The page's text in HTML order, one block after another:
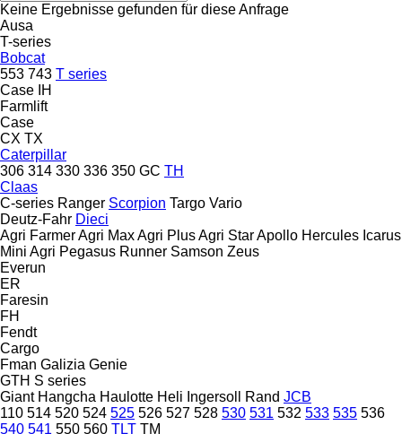
Keine Ergebnisse gefunden für diese Anfrage
Ausa
T-series
Bobcat
553 743 T series
Case IH
Farmlift
Case
CX TX
Caterpillar
306 314 330 336 350 GC TH
Claas
C-series Ranger Scorpion Targo Vario
Deutz-Fahr Dieci
Agri FarmerAgri MaxAgri PlusAgri StarApollo Hercules Icarus
Mini Agri Pegasus Runner Samson Zeus
Everun
ER
Faresin
FH
Fendt
Cargo
Fman Galizia Genie
GTH S series
Giant Hangcha Haulotte Heli Ingersoll Rand JCB
110 514 520 524 525 526 527 528 530 531 532 533 535 536
540 541 550 560 TLT TM